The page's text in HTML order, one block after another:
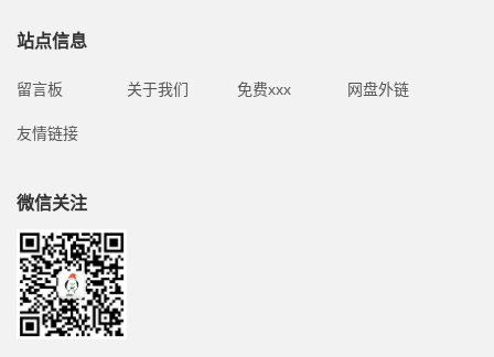
站点信息
留言板 关于我们 免费xxx 网盘外链
友情链接
微信关注